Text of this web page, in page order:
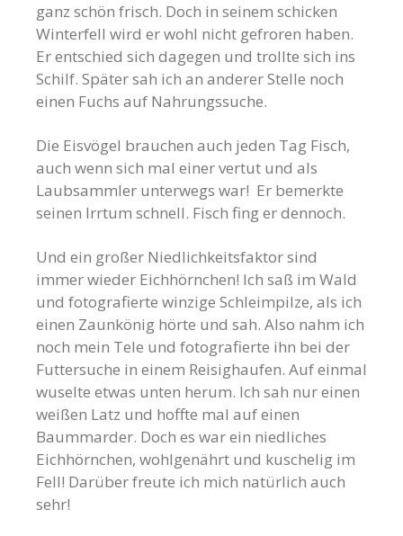
ganz schön frisch. Doch in seinem schicken
Winterfell wird er wohl nicht gefroren haben.
Er entschied sich dagegen und trollte sich ins
Schilf. Später sah ich an anderer Stelle noch
einen Fuchs auf Nahrungssuche.
Die Eisvögel brauchen auch jeden Tag Fisch,
auch wenn sich mal einer vertut und als
Laubsammler unterwegs war! Er bemerkte
seinen Irrtum schnell. Fisch fing er dennoch.
Und ein großer Niedlichkeitsfaktor sind
immer wieder Eichhörnchen! Ich saß im Wald
und fotografierte winzige Schleimpilze, als ich
einen Zaunkönig hörte und sah. Also nahm ich
noch mein Tele und fotografierte ihn bei der
Futtersuche in einem Reisighaufen. Auf einmal
wuselte etwas unten herum. Ich sah nur einen
weißen Latz und hoffte mal auf einen
Baummarder. Doch es war ein niedliches
Eichhörnchen, wohlgenährt und kuschelig im
Fell! Darüber freute ich mich natürlich auch
sehr!